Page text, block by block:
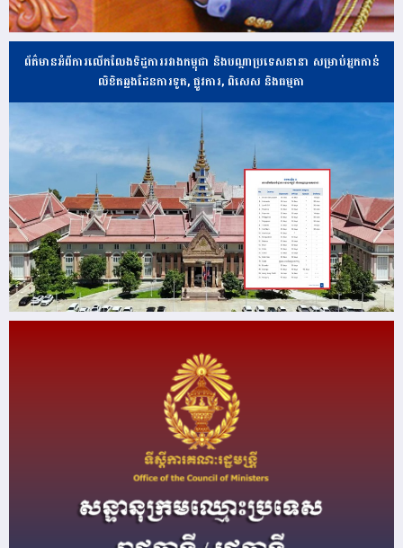
ព័ត៌មានអំពីការលើកលែងទិដ្ឋការរវាងកម្ពុជា និងបណ្ដាប្រទេសនានា សម្រាប់អ្នកកាន់
លិខិតឆ្លងដែនការទូត, ផ្លូវការ, ពិសេស និងធម្មតា